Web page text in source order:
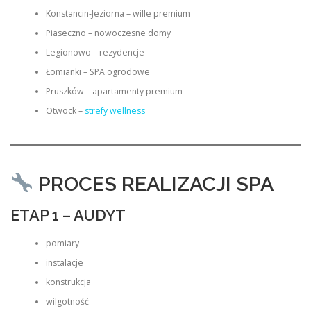
Konstancin-Jeziorna – wille premium
Piaseczno – nowoczesne domy
Legionowo – rezydencje
Łomianki – SPA ogrodowe
Pruszków – apartamenty premium
Otwock – strefy wellness
PROCES REALIZACJI SPA
ETAP 1 – AUDYT
pomiary
instalacje
konstrukcja
wilgotność